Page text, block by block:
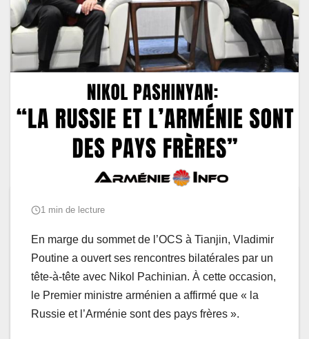
1 min de lecture
En marge du sommet de l’OCS à Tianjin, Vladimir
Poutine a ouvert ses rencontres bilatérales par un
tête-à-tête avec Nikol Pachinian. À cette occasion,
le Premier ministre arménien a affirmé que « la
Russie et l’Arménie sont des pays frères ».